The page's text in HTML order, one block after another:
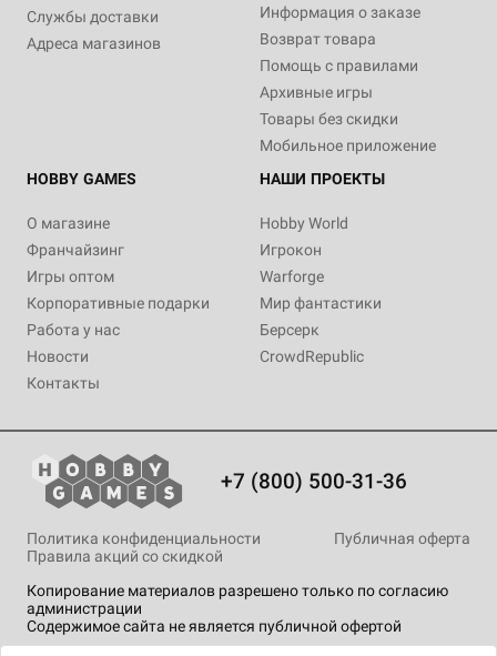
Службы доставки
Адреса магазинов
Информация о заказе
Возврат товара
Помощь с правилами
Архивные игры
Товары без скидки
Мобильное приложение
HOBBY GAMES
О магазине
Франчайзинг
Игры оптом
Корпоративные подарки
Работа у нас
Новости
Контакты
НАШИ ПРОЕКТЫ
Hobby World
Игрокон
Warforge
Мир фантастики
Берсерк
CrowdRepublic
+7 (800) 500-31-36
Копирование материалов разрешено только по согласию
администрации
Содержимое сайта не является публичной офертой
Политика конфиденциальности
Публичная оферта
Правила акций со скидкой